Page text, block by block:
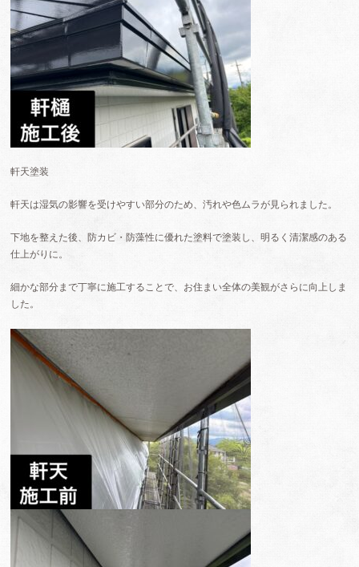
軒天塗装
軒天は湿気の影響を受けやすい部分のため、汚れや色ムラが見られました。
下地を整えた後、防カビ・防藻性に優れた塗料で塗装し、明るく清潔感のある
仕上がりに。
細かな部分まで丁寧に施工することで、お住まい全体の美観がさらに向上しま
した。